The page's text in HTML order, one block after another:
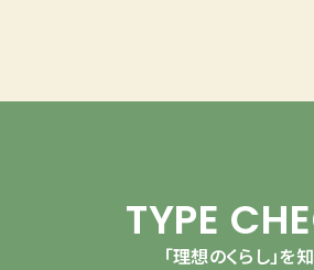
TYPE
「理想のくらし」を